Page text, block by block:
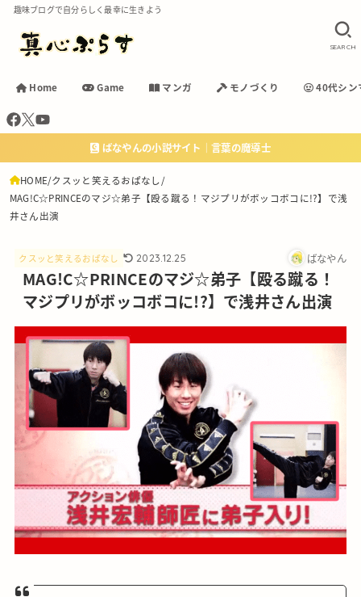
趣味ブログで自分らしく最幸に生きよう
Home Game マンガ モノづくり 40代シン
SEARCH
ばなやんの小説サイト｜言葉の魔導士
HOME クスッと笑えるおぱなし
MAG!C☆PRINCEのマジ☆弟子【殴る蹴る！マジプリがボッコボコに!?】で浅
井さん出演
クスッと笑えるおぱなし 2023.12.25 ばなやん
MAG!C☆PRINCEのマジ☆弟子【殴る蹴る！
マジプリがボッコボコに!?】で浅井さん出演